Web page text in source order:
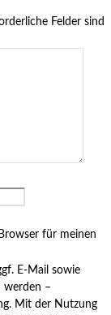
Felder sind
für meinen
E-Mail sowie
werden –
Mit der Nutzung